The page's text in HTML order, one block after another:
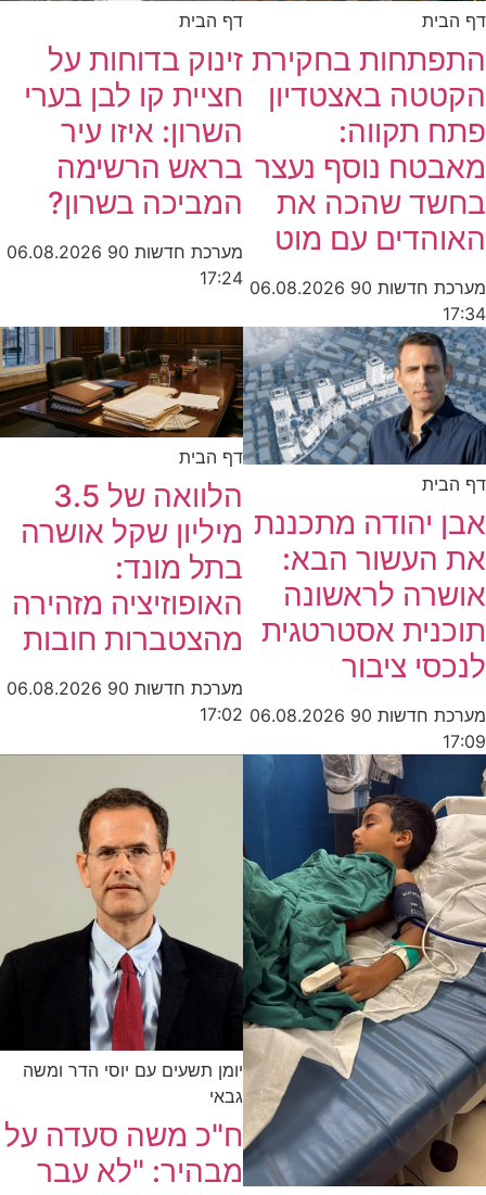
דף הבית
התפתחות בחקירת
הקטטה באצטדיון
פתח תקווה:
מאבטח נוסף נעצר
בחשד שהכה את
האוהדים עם מוט
מערכת חדשות 90
06.08.2026
17:34
דף הבית
זינוק בדוחות על
חציית קו לבן בערי
השרון: איזו עיר
בראש הרשימה
המביכה בשרון?
מערכת חדשות 90
06.08.2026
17:24
דף הבית
אבן יהודה מתכננת
את העשור הבא:
אושרה לראשונה
תוכנית אסטרטגית
לנכסי ציבור
מערכת חדשות 90
06.08.2026
17:09
דף הבית
הלוואה של 3.5
מיליון שקל אושרה
בתל מונד:
האופוזיציה מזהירה
מהצטברות חובות
מערכת חדשות 90
06.08.2026
17:02
יומן תשעים עם יוסי הדר ומשה
גבאי
ח"כ משה סעדה על
מבהיר: "לא עבר